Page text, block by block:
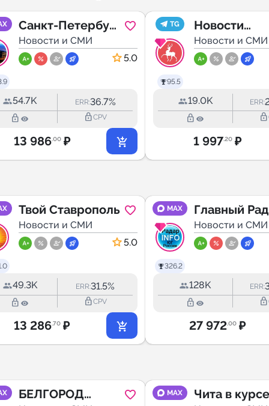
Санкт-Петербург
| Питер Новости
Новости и СМИ
5.0
54.7K ERR:36.7%
lock_outline lock_outlineCPV
13 986.00 ₽
TG
95.5
Новости
области
Новости и СМИ
19.0K ERR:
lock_outline lock_outline
1 997.20 ₽
Твой Ставрополь
Новости и СМИ
5.0
49.3K ERR:31.5%
lock_outline lock_outlineCPV
13 286.70 ₽
MAX
326.2
Главный
края и Юга
Новости и СМИ
128K ERR:
lock_outline lock_outline
27 972.00 ₽
БЕЛГОРОД
MAX Чита в курсе